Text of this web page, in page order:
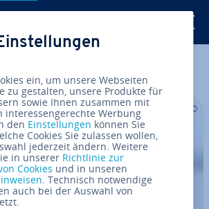
ein, um unsere Webseiten
zu gestalten, unsere Produkte für
sowie Ihnen zusammen mit
interessengerechte Werbung
den Einstellungen können Sie
Cookies Sie zulassen wollen,
jederzeit ändern. Weitere
in unserer Richtlinie zur
Cookies und in unseren
. Technisch notwendige
auch bei der Auswahl von